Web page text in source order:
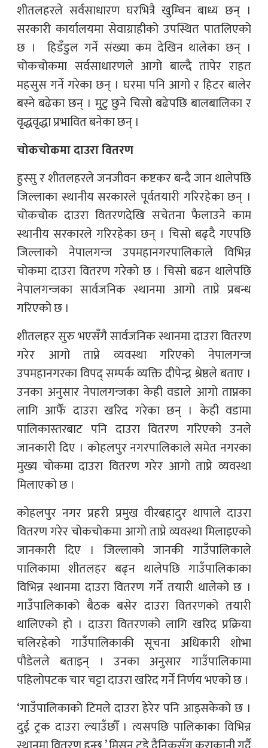
शीतलहरले सर्वसाधारण घरभित्रै खुम्चिन बाध्य छन् ।
सरकारी कार्यालयमा सेवाग्राहीको उपस्थित पातलिएको
छ । हिडँडुल गर्ने संख्या कम देखिन थालेका छन् ।
चोकचोकमा सर्वसाधारणले आगो बाल्दै तापेर राहत
महसुस गर्ने गरेका छन् । घरमा पनि आगो र हिटर बालेर
बस्ने बढेका छन् । मुटु छुने चिसो बढेपछि बालबालिका र
वृद्धवृद्धा प्रभावित बनेका छन् ।
चोकचोकमा दाउरा वितरण
हुस्सु र शीतलहरले जनजीवन कष्टकर बन्दै जान थालेपछि
जिल्लाका स्थानीय सरकारले पूर्वतयारी गरिरहेका छन् ।
चोकचोक दाउरा वितरणदेखि सचेतना फैलाउने काम
स्थानीय सरकारले गरिरहेका छन् । चिसो बढ्दै गएपछि
जिल्लाको नेपालगन्ज उपमहानगरपालिकाले विभिन्न
चोकमा दाउरा वितरण गरेको छ । चिसो बढन थालेपछि
नेपालगन्जका सार्वजनिक स्थानमा आगो ताप्ने प्रबन्ध
गरिएको छ ।
शीतलहर सुरु भएसँगै सार्वजनिक स्थानमा दाउरा वितरण
गरेर आगो ताप्ने व्यवस्था गरिएको नेपालगन्ज
उपमहानगरका विपद् सम्पर्क व्यक्ति दीपेन्द्र श्रेष्ठले बताए ।
उनका अनुसार नेपालगन्जका केही वडाले आगो ताप्नका
लागि आफैँ दाउरा खरिद गरेका छन् । केही वडामा
पालिकास्तरबाट पनि दाउरा वितरण गरिएको उनले
जानकारी दिए । कोहलपुर नगरपालिकाले समेत नगरका
मुख्य चोकमा दाउरा वितरण गरेर आगो ताप्ने व्यवस्था
मिलाएको छ ।
कोहलपुर नगर प्रहरी प्रमुख वीरबहादुर थापाले दाउरा
वितरण गरेर चोकचोकमा आगो ताप्ने व्यवस्था मिलाइएको
जानकारी दिए । जिल्लाको जानकी गाउँपालिकाले
पालिकामा शीतलहर बढ्न थालेपछि गाउँपालिकाका
विभिन्न स्थानमा दाउरा वितरण गर्ने तयारी थालेको छ ।
गाउँपालिकाको बैठक बसेर दाउरा वितरणको तयारी
थालिएको हो । दाउरा वितरणको लागि खरिद प्रक्रिया
चलिरहेको गाउँपालिकाकी सूचना अधिकारी शोभा
पौडेलले बताइन् । उनका अनुसार गाउँपालिकामा
पहिलोपटक चार चट्टा दाउरा खरिद गर्ने निर्णय भएको छ ।
‘गाउँपालिकाको टिमले दाउरा हेरेर पनि आइसकेको छ ।
दुई ट्रक दाउरा ल्याउँछौँ । त्यसपछि पालिकाका विभिन्न